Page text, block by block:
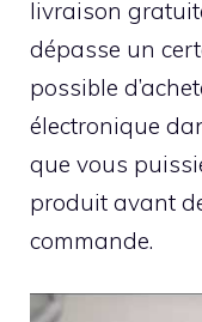
livraison
dépasse un
possible
électronique
que vous
produit avant
commande.